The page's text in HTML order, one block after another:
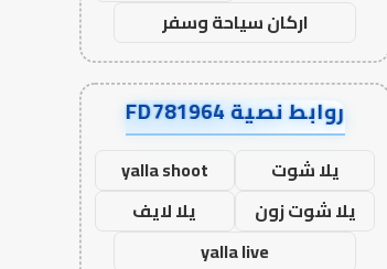
اركان سياحة وسفر
روابط نصية FD781964
يلا شوت
yalla shoot
يلا شوت زون
يلا لايف
yalla live